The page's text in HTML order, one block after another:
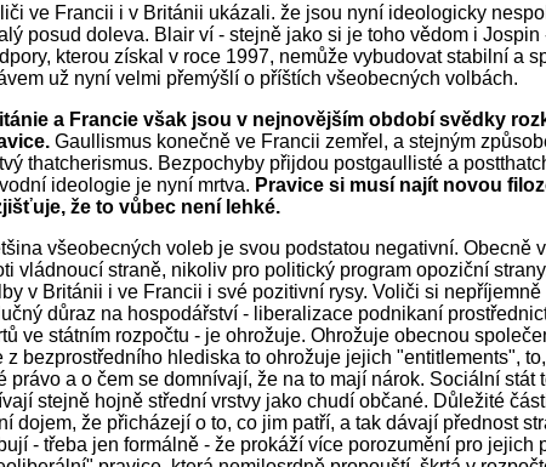
ve Francii i v Británii ukázali. že jsou nyní ideologicky
posud doleva. Blair ví - stejně jako si je toho vědom i Jospin
kterou získal v roce 1997, nemůže vybudovat stabilní a
už nyní velmi přemýšlí o příštích všeobecných volbách.
a Francie však jsou v nejnovějším období svědky
Gaullismus konečně ve Francii zemřel, a stejným
thatcherismus. Bezpochyby přijdou postgaullisté a
ideologie je nyní mrtva. Pravice si musí najít novou
že to vůbec není lehké.
všeobecných voleb je svou podstatou negativní. Obecně
vládnoucí straně, nikoliv pro politický program opoziční
v Británii i ve Francii i své pozitivní rysy. Voliči si
důraz na hospodářství - liberalizace podnikaní
ve státním rozpočtu - je ohrožuje. Ohrožuje obecnou
z bezprostředního hlediska to ohrožuje jejich "entitlements",
právo a o čem se domnívají, že na to mají nárok. Sociální stát
stejně hojně střední vrstvy jako chudí občané. Důležité
dojem, že přicházejí o to, co jim patří, a tak dávají přednost
- třeba jen formálně - že prokáží více porozumění pro jejich